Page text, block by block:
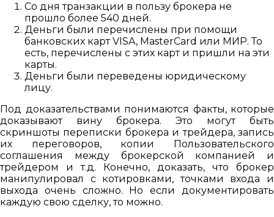
Со дня транзакции в пользу брокера не
прошло более 540 дней.
Деньги были перечислены при помощи
банковских карт VISA, MasterCard или МИР. То
есть, перечислены с этих карт и пришли на эти
карты.
Деньги были переведены юридическому
лицу.
Под доказательствами понимаются факты, которые
доказывают вину брокера. Это могут быть
скриншоты переписки брокера и трейдера, запись
их переговоров, копии Пользовательского
соглашения между брокерской компанией и
трейдером и т.д. Конечно, доказать, что брокер
манипулировал с котировками, точками входа и
выхода очень сложно. Но если документировать
каждую свою сделку, то можно.